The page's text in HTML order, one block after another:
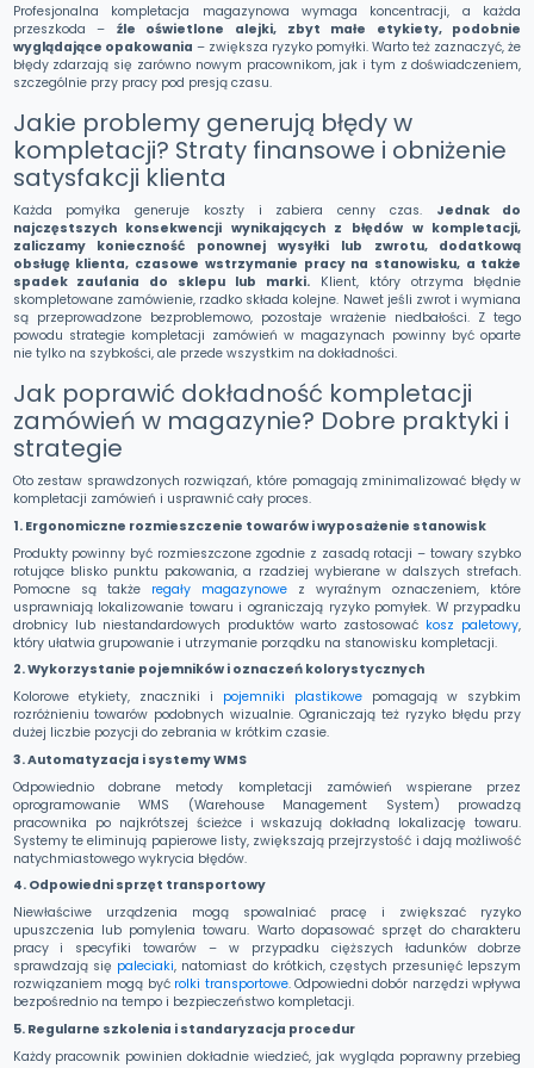
Profesjonalna kompletacja magazynowa wymaga koncentracji, a każda
przeszkoda – źle oświetlone alejki, zbyt małe etykiety, podobnie
wyglądające opakowania – zwiększa ryzyko pomyłki. Warto też zaznaczyć, że
błędy zdarzają się zarówno nowym pracownikom, jak i tym z doświadczeniem,
szczególnie przy pracy pod presją czasu.
Jakie problemy generują błędy w
kompletacji? Straty finansowe i obniżenie
satysfakcji klienta
Każda pomyłka generuje koszty i zabiera cenny czas. Jednak do
najczęstszych konsekwencji wynikających z błędów w kompletacji,
zaliczamy konieczność ponownej wysyłki lub zwrotu, dodatkową
obsługę klienta, czasowe wstrzymanie pracy na stanowisku, a także
spadek zaufania do sklepu lub marki.Klient, który otrzyma błędnie
skompletowane zamówienie, rzadko składa kolejne. Nawet jeśli zwrot i wymiana
są przeprowadzone bezproblemowo, pozostaje wrażenie niedbałości. Z tego
powodu strategie kompletacji zamówień w magazynach powinny być oparte
nie tylko na szybkości, ale przede wszystkim na dokładności.
Jak poprawić dokładność kompletacji
zamówień w magazynie? Dobre praktyki i
strategie
Oto zestaw sprawdzonych rozwiązań, które pomagają zminimalizować błędy w
kompletacji zamówień i usprawnić cały proces.
1. Ergonomiczne rozmieszczenie towarów i wyposażenie stanowisk
Produkty powinny być rozmieszczone zgodnie z zasadą rotacji – towary szybko
rotujące blisko punktu pakowania, a rzadziej wybierane w dalszych strefach.
Pomocne są także regały magazynowe z wyraźnym oznaczeniem, które
usprawniają lokalizowanie towaru i ograniczają ryzyko pomyłek. W przypadku
drobnicy lub niestandardowych produktów warto zastosować kosz paletowy,
który ułatwia grupowanie i utrzymanie porządku na stanowisku kompletacji.
2. Wykorzystanie pojemników i oznaczeń kolorystycznych
Kolorowe etykiety, znaczniki i pojemniki plastikowe pomagają w szybkim
rozróżnieniu towarów podobnych wizualnie. Ograniczają też ryzyko błędu przy
dużej liczbie pozycji do zebrania w krótkim czasie.
3. Automatyzacja i systemy WMS
Odpowiednio dobrane metody kompletacji zamówień wspierane przez
oprogramowanie WMS (Warehouse Management System) prowadzą
pracownika po najkrótszej ścieżce i wskazują dokładną lokalizację towaru.
Systemy te eliminują papierowe listy, zwiększają przejrzystość i dają możliwość
natychmiastowego wykrycia błędów.
4. Odpowiedni sprzęt transportowy
Niewłaściwe urządzenia mogą spowalniać pracę i zwiększać ryzyko
upuszczenia lub pomylenia towaru. Warto dopasować sprzęt do charakteru
pracy i specyfiki towarów – w przypadku cięższych ładunków dobrze
sprawdzają się paleciaki, natomiast do krótkich, częstych przesunięć lepszym
rozwiązaniem mogą być rolki transportowe. Odpowiedni dobór narzędzi wpływa
bezpośrednio na tempo i bezpieczeństwo kompletacji.
5. Regularne szkolenia i standaryzacja procedur
Każdy pracownik powinien dokładnie wiedzieć, jak wygląda poprawny przebieg